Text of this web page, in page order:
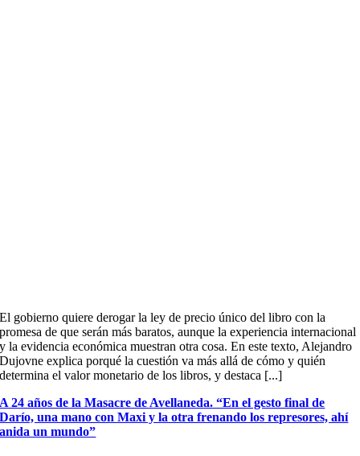
El gobierno quiere derogar la ley de precio único del libro con la
promesa de que serán más baratos, aunque la experiencia internacional
y la evidencia económica muestran otra cosa. En este texto, Alejandro
Dujovne explica porqué la cuestión va más allá de cómo y quién
determina el valor monetario de los libros, y destaca [...]
A 24 años de la Masacre de Avellaneda. “En el gesto final de
Darío, una mano con Maxi y la otra frenando los represores, ahí
anida un mundo”